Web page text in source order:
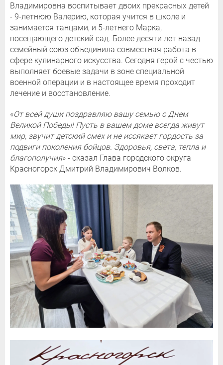
Владимировна воспитывает двоих прекрасных детей
- 9-летнюю Валерию, которая учится в школе и
занимается танцами, и 5-летнего Марка,
посещающего детский сад. Более десяти лет назад
семейный союз объединила совместная работа в
сфере кулинарного искусства. Сегодня герой с честью
выполняет боевые задачи в зоне специальной
военной операции и в настоящее время проходит
лечение и восстановление.
«От всей души поздравляю вашу семью с Днем
Великой Победы! Пусть в вашем доме всегда живут
мир, звучит детский смех и не иссякает гордость за
подвиги поколения бойцов. Здоровья, света, тепла и
благополучия» - сказал Глава городского округа
Красногорск Дмитрий Владимирович Волков.